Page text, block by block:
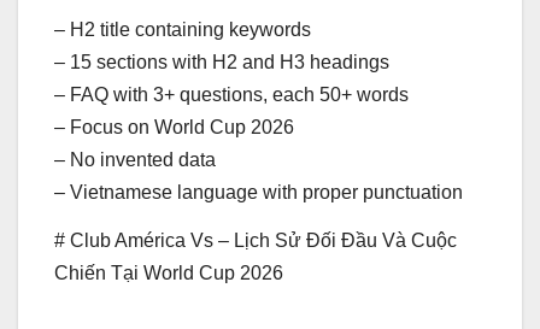
– H2 title containing keywords
– 15 sections with H2 and H3 headings
– FAQ with 3+ questions, each 50+ words
– Focus on World Cup 2026
– No invented data
– Vietnamese language with proper punctuation
# Club América Vs – Lịch Sử Đối Đầu Và Cuộc
Chiến Tại World Cup 2026